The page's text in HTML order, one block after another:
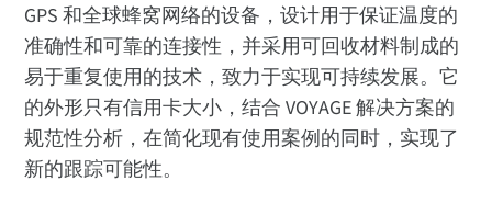
GPS 和全球蜂窝网络的设备，设计用于保证温度的
准确性和可靠的连接性，并采用可回收材料制成的
易于重复使用的技术，致力于实现可持续发展。它
的外形只有信用卡大小，结合 VOYAGE 解决方案的
规范性分析，在简化现有使用案例的同时，实现了
新的跟踪可能性。